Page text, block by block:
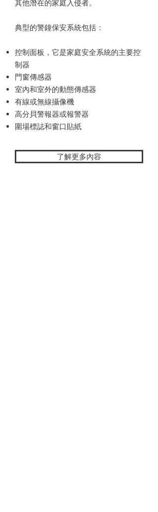
其他潛在的家庭入侵者。
典型的警鐘保安系統包括：
控制面板，它是家庭安全系統的主要控
制器
門窗傳感器
室內和室外的動態傳感器
有線或無線攝像機
高分貝警報器或報警器
圍場標誌和窗口貼紙
了解更多內容